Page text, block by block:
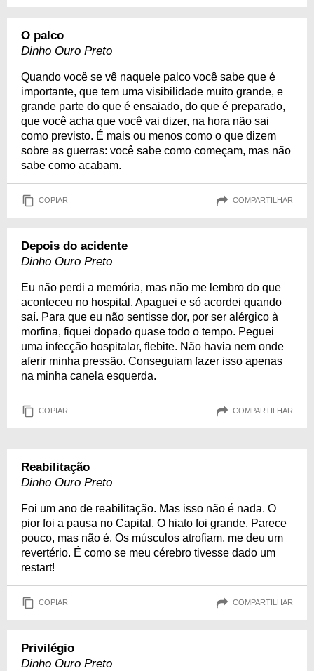
O palco
Dinho Ouro Preto
Quando você se vê naquele palco você sabe que é
importante, que tem uma visibilidade muito grande, e
grande parte do que é ensaiado, do que é preparado,
que você acha que você vai dizer, na hora não sai
como previsto. É mais ou menos como o que dizem
sobre as guerras: você sabe como começam, mas não
sabe como acabam.
COPIAR COMPARTILHAR
Depois do acidente
Dinho Ouro Preto
Eu não perdi a memória, mas não me lembro do que
aconteceu no hospital. Apaguei e só acordei quando
saí. Para que eu não sentisse dor, por ser alérgico à
morfina, fiquei dopado quase todo o tempo. Peguei
uma infecção hospitalar, flebite. Não havia nem onde
aferir minha pressão. Conseguiam fazer isso apenas
na minha canela esquerda.
COPIAR COMPARTILHAR
Reabilitação
Dinho Ouro Preto
Foi um ano de reabilitação. Mas isso não é nada. O
pior foi a pausa no Capital. O hiato foi grande. Parece
pouco, mas não é. Os músculos atrofiam, me deu um
revertério. É como se meu cérebro tivesse dado um
restart!
COPIAR COMPARTILHAR
Privilégio
Dinho Ouro Preto